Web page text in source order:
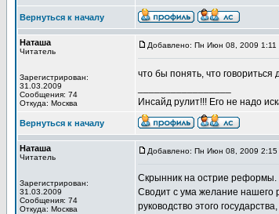
Вернуться к началу
Наташа
Читатель
Зарегистрирован:
31.03.2009
Сообщения: 74
Откуда: Москва
Добавлено: Пн Июн 08, 2009 1:11
что бы понять, что
Инсайд рулит!!! Его не надо
Вернуться к началу
Наташа
Читатель
Зарегистрирован:
31.03.2009
Сообщения: 74
Откуда: Москва
Добавлено: Пн Июн 08, 2009 2:15
Скрынник на острие реформы.
Сводит с ума желание нашего
руководство этого